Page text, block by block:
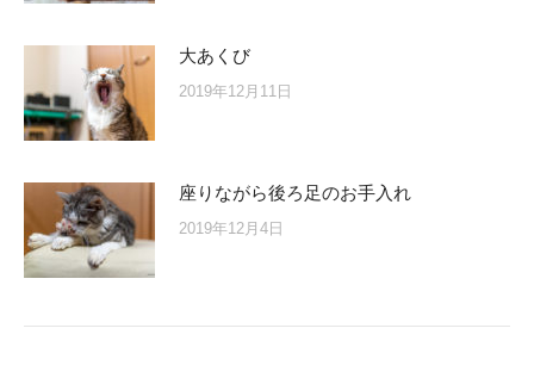
大あくび
2019年12月11日
座りながら後ろ足のお手入れ
2019年12月4日